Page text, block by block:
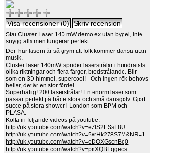
Star Cluster Laser 140 mW demo ex utan bygel, inte
snygg alls men fungerar perfekt
Den här lasern är så grym att folk kommer dansa utan
musik.
Cluster laser 140mW. sprider laserstrålar i hundratals
olika riktningar och flera färger, bredstrålande. Blir
som en 3D himmel, supercool! - Och ingen rök behövs
heller, det är en stor fördel.
Superhäftig! 200 laserstrålar! En enorm laser som
passar perfekt på både stora och små dansgolv. Gjort
succe på stora shower i London som BPM och
PLASA.
Kolla in följande videos på youtube:
http://uk.youtube.com/watch?v=eZIS2ESsL8U
http://uk.youtube.com/watch?v=5vrHk2Z8S7M&NR=1
http://uk.youtube.com/watch?v=eDOXGscnBq0
http://uk.youtube.com/watch?v=pnXQBEqgeos